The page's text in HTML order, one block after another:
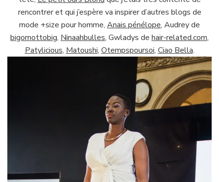
rencontrer et qui j’espère va inspirer d’autres blogs de
mode +size pour homme, Anais pénélope, Audrey de
bigornottobig, Ninaahbulles, Gwladys de hair-related.com,
Patylicious, Matoushi, Otempspoursoi, Ciao Bella.